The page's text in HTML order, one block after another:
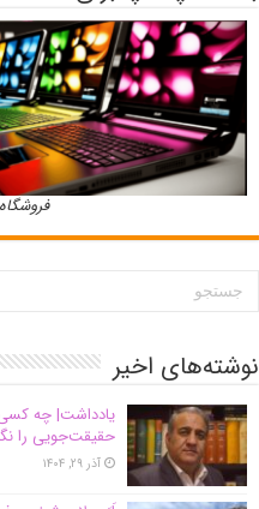
نوشته‌های اخیر
یادداشت| ‌چه کسی
حقیقت‌جویی را
آذر ۲۹, ۱۴۰۴